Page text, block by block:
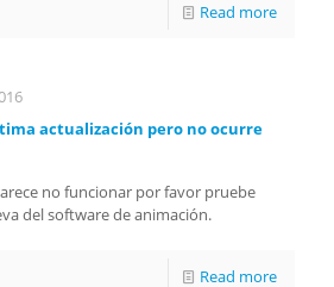
Read more
actualización pero no ocurre
no funcionar por favor pruebe
del software de animación.
Read more